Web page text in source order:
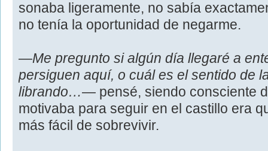
sonaba ligeramente, no sabía
no tenía la oportunidad de negarme.
―Me pregunto si algún día llegaré a
persiguen aquí, o cuál es el sentido de
librando…― pensé, siendo consciente
motivaba para seguir en el castillo era
más fácil de sobrevivir.